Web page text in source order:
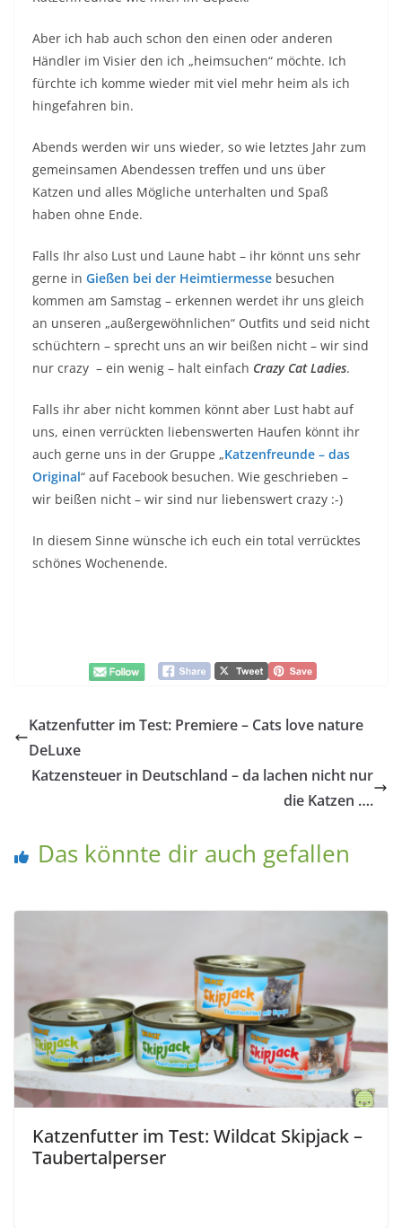
Aber ich hab auch schon den einen oder anderen
Händler im Visier den ich „heimsuchen“ möchte. Ich
fürchte ich komme wieder mit viel mehr heim als ich
hingefahren bin.
Abends werden wir uns wieder, so wie letztes Jahr zum
gemeinsamen Abendessen treffen und uns über
Katzen und alles Mögliche unterhalten und Spaß
haben ohne Ende.
Falls Ihr also Lust und Laune habt – ihr könnt uns sehr
gerne in Gießen bei der Heimtiermesse besuchen
kommen am Samstag – erkennen werdet ihr uns gleich
an unseren „außergewöhnlichen“ Outfits und seid nicht
schüchtern – sprecht uns an wir beißen nicht – wir sind
nur crazy – ein wenig – halt einfach Crazy Cat Ladies.
Falls ihr aber nicht kommen könnt aber Lust habt auf
uns, einen verrückten liebenswerten Haufen könnt ihr
auch gerne uns in der Gruppe „Katzenfreunde – das
Original“ auf Facebook besuchen. Wie geschrieben –
wir beißen nicht – wir sind nur liebenswert crazy :-)
In diesem Sinne wünsche ich euch ein total verrücktes
schönes Wochenende.
Katzenfutter im Test: Premiere – Cats love nature
DeLuxe
Katzensteuer in Deutschland – da lachen nicht nur
die Katzen ….
Das könnte dir auch gefallen
Katzenfutter im Test: Wildcat Skipjack –
Taubertalperser